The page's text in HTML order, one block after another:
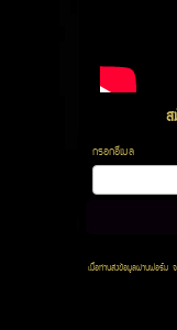
ส
กรอกอีเมล
เมื่อท่านส่งข้อมูลผ่านฟอร์ม